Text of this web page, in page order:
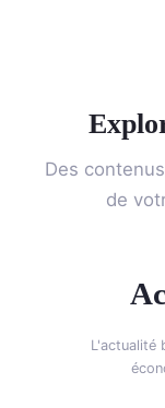
Des
de
L'actualité